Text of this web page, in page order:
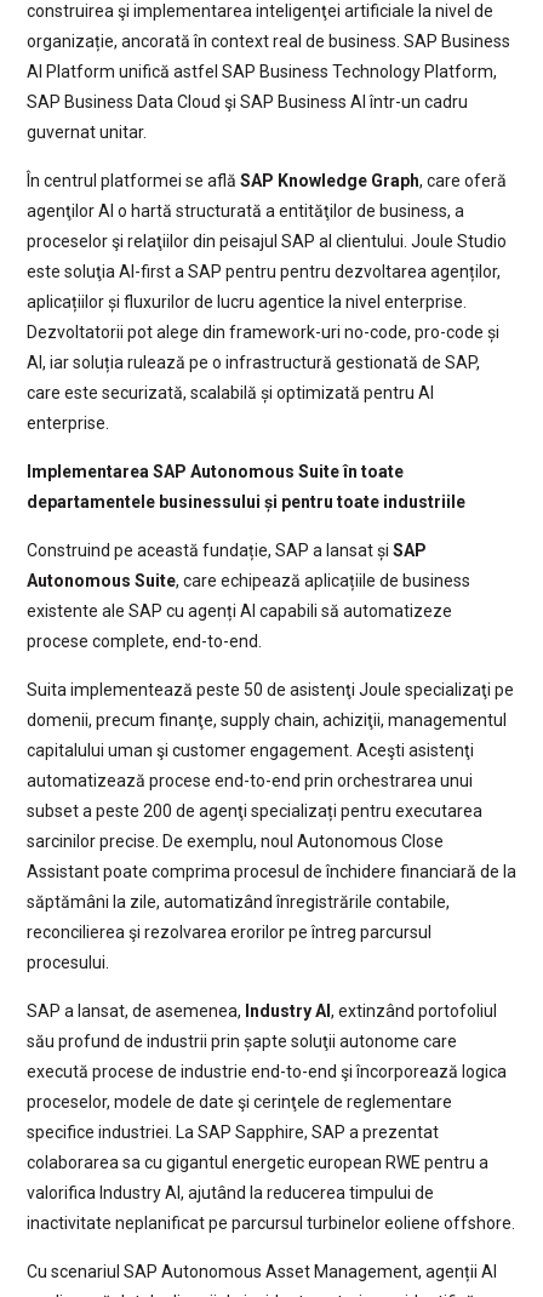
construirea şi implementarea inteligenţei artificiale la nivel de
organizație, ancorată în context real de business. SAP Business
AI Platform unifică astfel SAP Business Technology Platform,
SAP Business Data Cloud şi SAP Business AI într-un cadru
guvernat unitar.
În centrul platformei se află SAP Knowledge Graph, care oferă
agenţilor AI o hartă structurată a entităţilor de business, a
proceselor şi relaţiilor din peisajul SAP al clientului. Joule Studio
este soluţia AI-first a SAP pentru pentru dezvoltarea agenților,
aplicațiilor și fluxurilor de lucru agentice la nivel enterprise.
Dezvoltatorii pot alege din framework-uri no-code, pro-code și
AI, iar soluția rulează pe o infrastructură gestionată de SAP,
care este securizată, scalabilă și optimizată pentru AI
enterprise.
Implementarea SAP Autonomous Suite în toate
departamentele businessului și pentru toate industriile
Construind pe această fundație, SAP a lansat și SAP
Autonomous Suite, care echipează aplicațiile de business
existente ale SAP cu agenți AI capabili să automatizeze
procese complete, end-to-end.
Suita implementează peste 50 de asistenţi Joule specializaţi pe
domenii, precum finanţe, supply chain, achiziţii, managementul
capitalului uman şi customer engagement. Aceşti asistenţi
automatizează procese end-to-end prin orchestrarea unui
subset a peste 200 de agenţi specializați pentru executarea
sarcinilor precise. De exemplu, noul Autonomous Close
Assistant poate comprima procesul de închidere financiară de la
săptămâni la zile, automatizând înregistrările contabile,
reconcilierea şi rezolvarea erorilor pe întreg parcursul
procesului.
SAP a lansat, de asemenea, Industry AI, extinzând portofoliul
său profund de industrii prin șapte soluţii autonome care
execută procese de industrie end-to-end şi încorporează logica
proceselor, modele de date şi cerinţele de reglementare
specifice industriei. La SAP Sapphire, SAP a prezentat
colaborarea sa cu gigantul energetic european RWE pentru a
valorifica Industry AI, ajutând la reducerea timpului de
inactivitate neplanificat pe parcursul turbinelor eoliene offshore.
Cu scenariul SAP Autonomous Asset Management, agenții AI